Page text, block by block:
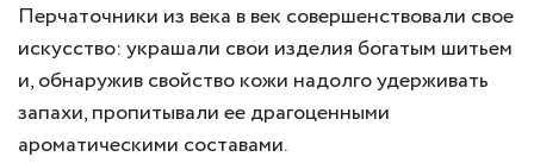
Перчаточники из века в век совершенствовали свое
искусство: украшали свои изделия богатым шитьем
и, обнаружив свойство кожи надолго удерживать
запахи, пропитывали ее драгоценными
ароматическими составами.